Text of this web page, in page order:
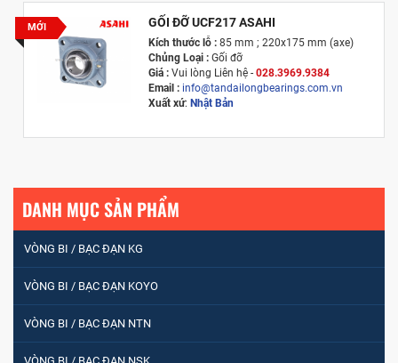
MỚI GỐI ĐỠ UCF217 ASAHI
Kích thước lỗ : 85 mm ; 220x175 mm (axe)
Chủng Loại : Gối đỡ
Giá :Vui lòng Liên hệ - 028.3969.9384
Email : info@tandailongbearings.com.vn
Xuất xứ: Nhật Bản
DANH MỤC SẢN PHẨM
VÒNG BI / BẠC ĐẠN KG
VÒNG BI / BẠC ĐẠN KOYO
VÒNG BI / BẠC ĐẠN NTN